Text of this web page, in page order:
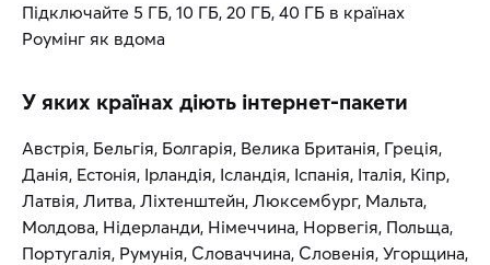
Підключайте 5 ГБ, 10 ГБ, 20 ГБ, 40 ГБ в країнах
Роумінг як вдома
У яких країнах діють інтернет-пакети
Австрія, Бельгія, Болгарія, Велика Британія, Греція,
Данія, Естонія, Ірландія, Ісландія, Іспанія, Італія, Кіпр,
Латвія, Литва, Ліхтенштейн, Люксембург, Мальта,
Молдова, Нідерланди, Німеччина, Норвегія, Польща,
Португалія, Румунія, Словаччина, Словенія, Угорщина,